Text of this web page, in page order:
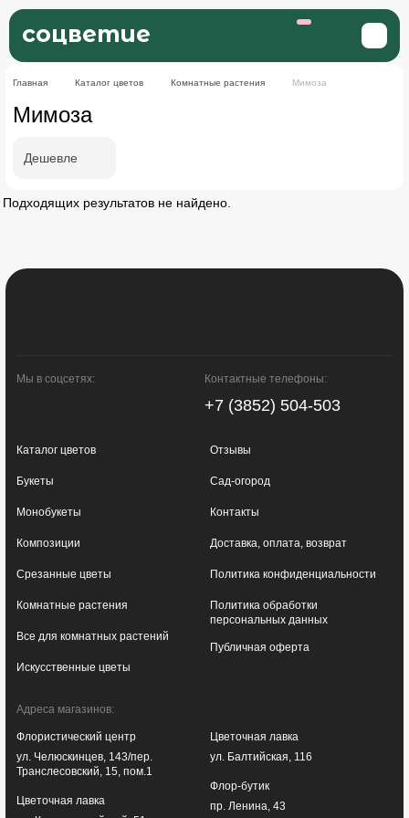
соцветие
Главная Каталог цветов Комнатные растения Мимоза
Мимоза
Дешевле
Подходящих результатов не найдено.
Каталог цветов
Букеты
Монобукеты
Композиции
Срезанные цветы
Комнатные растения
Все для комнатных растений
Искусственные цветы
Отзывы
Сад-огород
Контакты
Доставка, оплата, возврат
Политика конфиденциальности
Политика обработки
персональных данных
Публичная оферта
Адреса магазинов:
Флористический центр
ул. Челюскинцев, 143/пер.
Транслесовский, 15, пом.1
Цветочная лавка
Цветочная лавка
ул. Балтийская, 116
Флор-бутик
пр. Ленина, 43
Мы в соцсетях: Контактные телефоны:
+7 (3852) 504-503